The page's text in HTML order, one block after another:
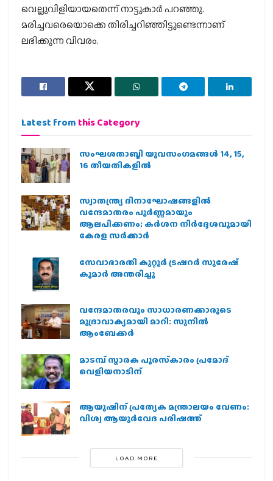
വെല്ലുവിളിയായതെന്ന് നാട്ടുകാർ പറഞ്ഞു.
മരിച്ചവരെയൊക്കെ തിരിച്ചറിഞ്ഞിട്ടുണ്ടെന്നാണ്
ലഭിക്കുന്ന വിവരം.
Latest from this Category
സംഘശതാബ്ദി യുവസംഗമങ്ങള്‍ 14, 15,
16 തീയതികളില്‍
സ്വാതന്ത്ര്യ ദിനാഘോഷങ്ങളിൽ
വന്ദേമാതരം പൂർണ്ണമായും
ആലപിക്കണം; കർശന നിർദ്ദേശവുമായി
കേരള സർക്കാർ
സേവാഭാരതി കുറ്റൂർ ട്രഷറർ സുരേഷ്
കുമാർ അന്തരിച്ചു
വന്ദേമാതരവും സാധാരണക്കാരുടെ
മുദ്രാവാക്യമായി മാറി: സുനിൽ
ആംബേക്കർ
മാടമ്പ് സ്മാരക പുരസ്‌കാരം പ്രമോദ്
വെളിയനാടിന്
ആയുഷിന് പ്രത്യേക മന്ത്രാലയം വേണം:
വിശ്വ ആയുര്‍വേദ പരിഷത്ത്
LOAD MORE